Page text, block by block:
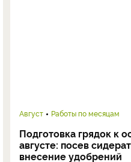
Август Работы по месяцам
Подготовка грядок к
августе: посев
внесение удобрений